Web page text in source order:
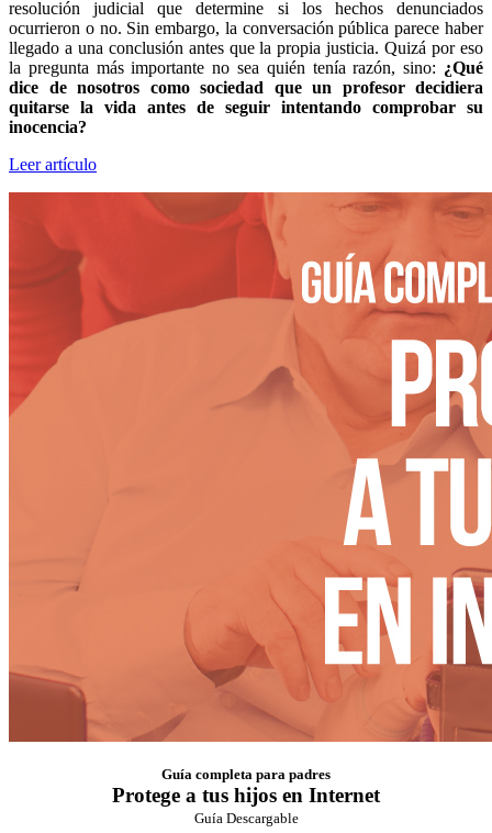
resolución judicial que determine si los hechos denunciados
ocurrieron o no. Sin embargo, la conversación pública parece haber
llegado a una conclusión antes que la propia justicia. Quizá por eso
la pregunta más importante no sea quién tenía razón, sino: ¿Qué
dice de nosotros como sociedad que un profesor decidiera
quitarse la vida antes de seguir intentando comprobar su
inocencia?
Leer artículo
Guía completa para padres
Protege a tus hijos en Internet
Guía Descargable